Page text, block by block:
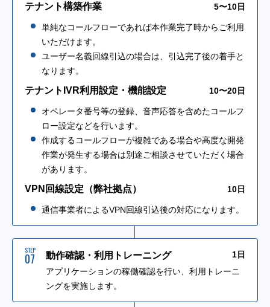
テナント構築作業 5〜10日
単純なコールフローであれば本作業完了時からご利用
いただけます。
ユーザー名義回線引込の場合は、引込完了後の着手と
なります。
テナントIVR利用設定・機能設定 10〜20日
オペレータ番号等の登録、音声応答を含めたコールフ
ロー設定などを行います。
作成するコールフローが複雑である場合や高度な開発
作業が発生する場合は別途ご相談させていただく場合
があります。
VPN回線設定（弊社拠点） 10日
通信事業者によるVPN回線引込後の対応になります。
STEP
07 動作確認・利用トレーニング
アプリケーションの稼働確認を行い、利用トレーニ
ングを実施します。
1日